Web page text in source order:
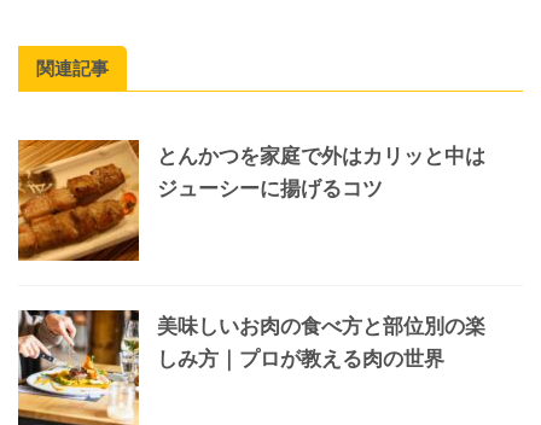
関連記事
とんかつを家庭で外はカリッと中は
ジューシーに揚げるコツ
美味しいお肉の食べ方と部位別の楽
しみ方｜プロが教える肉の世界